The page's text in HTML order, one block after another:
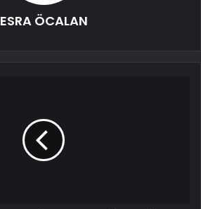
ESRA ÖCALAN